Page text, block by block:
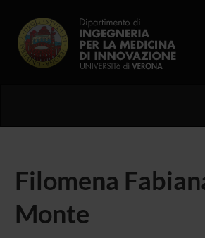
Filomena
Monte